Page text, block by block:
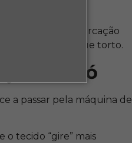
isso. Se a marcação
o corte não fique torto.
o forró
a passar pela máquina de
o tecido “gire” mais